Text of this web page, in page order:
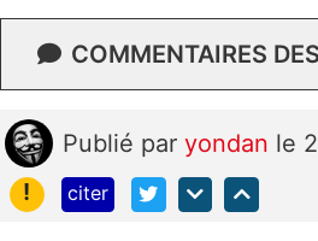
COMMENTAIRES
Publié par yondan le
!
citer